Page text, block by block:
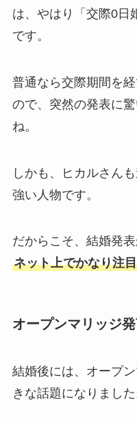
は、やはり「交際0日
です。
普通なら交際期間を
ので、突然の発表に
ね。
しかも、ヒカルさん
強い人物です。
だからこそ、結婚発
ネット上でかなり注
オープンマリッジ
結婚後には、オープ
きな話題になりました